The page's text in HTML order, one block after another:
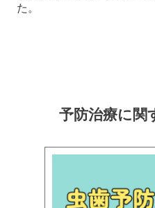
た。
予防治療に関